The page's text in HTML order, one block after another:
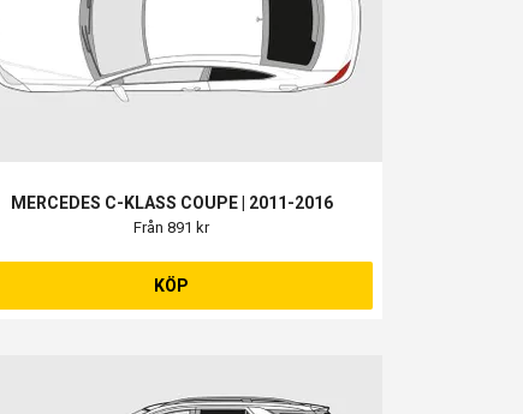
MERCEDES C-KLASS COUPE | 2011-2016
Från 891 kr
KÖP